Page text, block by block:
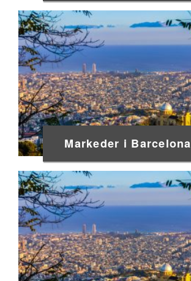
Markeder i Barcelona